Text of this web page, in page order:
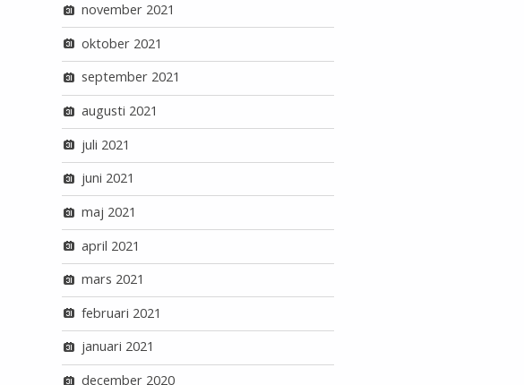
november 2021
oktober 2021
september 2021
augusti 2021
juli 2021
juni 2021
maj 2021
april 2021
mars 2021
februari 2021
januari 2021
december 2020